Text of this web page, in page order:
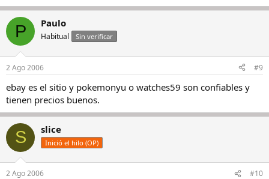
P Paulo
Habitual Sin verificar
2 Ago 2006 #9
ebay es el sitio y pokemonyu o watches59 son confiables y
tienen precios buenos.
S slice
Inició el hilo (OP)
2 Ago 2006 #10